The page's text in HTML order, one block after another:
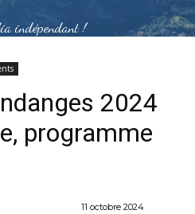
indépendant !
2024
programme
11 octobre 2024